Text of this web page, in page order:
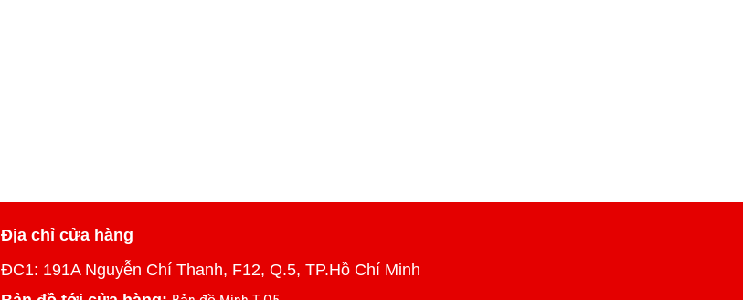
Địa chỉ cửa hàng
ĐC1: 191A Nguyễn Chí Thanh, F12, Q.5, TP.Hồ Chí Minh